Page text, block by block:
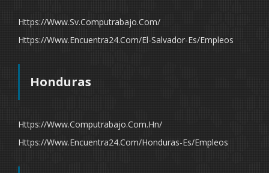
Https://www.sv.computrabajo.com/
Https://www.encuentra24.com/el-Salvador-Es/empleos
Honduras
Https://www.computrabajo.com.hn/
Https://www.encuentra24.com/honduras-Es/empleos